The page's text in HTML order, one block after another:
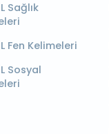
Sağlık
Fen Kelimeleri
Sosyal